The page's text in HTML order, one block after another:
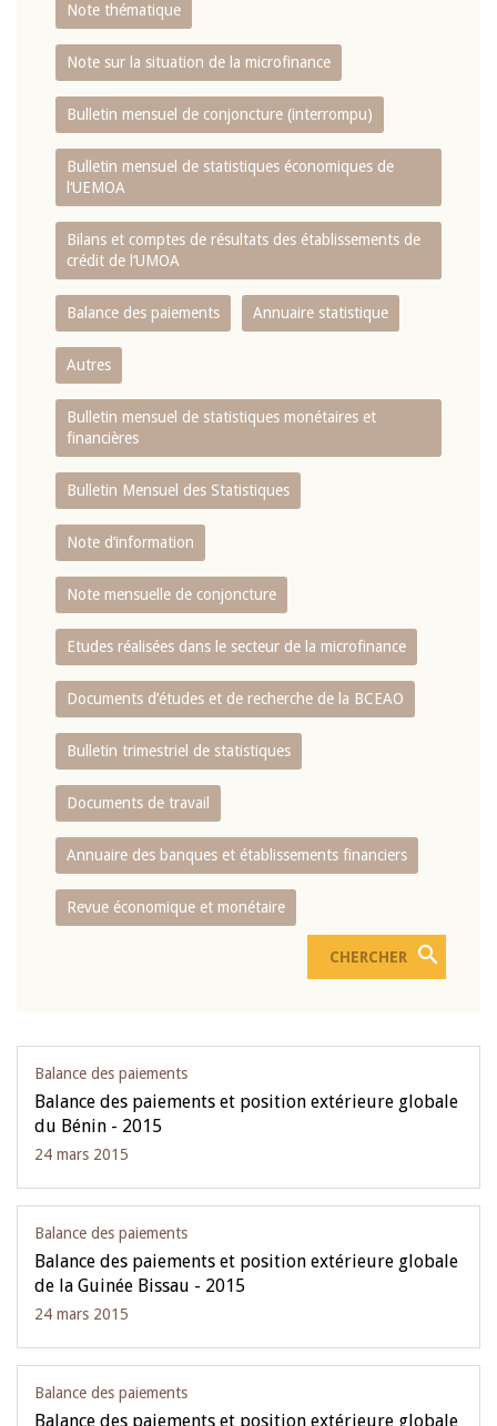
Note thématique
Note sur la situation de la microfinance
Bulletin mensuel de conjoncture (interrompu)
Bulletin mensuel de statistiques économiques de
l‘UEMOA
Bilans et comptes de résultats des établissements de
crédit de l‘UMOA
Balance des paiements Annuaire statistique
Autres
Bulletin mensuel de statistiques monétaires et
financières
Bulletin Mensuel des Statistiques
Note d’information
Note mensuelle de conjoncture
Etudes réalisées dans le secteur de la microfinance
Documents d’études et de recherche de la BCEAO
Bulletin trimestriel de statistiques
Documents de travail
Annuaire des banques et établissements financiers
Revue économique et monétaire
Balance des paiements
Balance des paiements et position extérieure globale
du Bénin - 2015
24 mars 2015
Balance des paiements
Balance des paiements et position extérieure globale
de la Guinée Bissau - 2015
24 mars 2015
Balance des paiements
Balance des paiements et position extérieure globale